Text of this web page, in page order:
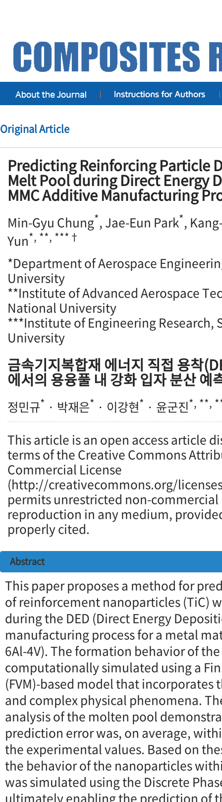
Original Article
Predicting Reinforcing Particle
Melt Pool during Direct Energy
MMC Additive Manufacturing
Min-Gyu Chung*, Jae-Eun Park*,
Yun*, **, ***†
*Department of Aerospace
University
**Institute of Advanced Aerospace
National University
***Institute of Engineering Research,
University
금속기지복합재 에너지 직접 용착
에서의 용융풀 내 강화 입자 분산 예
정민규* · 박재은* · 이강현* · 윤군진*, **,
This article is an open access article
terms of the Creative Commons
Commercial License
(http://creativecommons.org/
permits unrestricted non-
reproduction in any medium,
properly cited.
Abstract
This paper proposes a method for
of reinforcement nanoparticles (TiC)
during the DED (Direct Energy
manufacturing process for a metal
6Al-4V). The formation behavior of
computationally simulated using a
(FVM)-based model that incorporates
and complex physical phenomena.
analysis of the molten pool
prediction error was, on average,
the experimental values. Based on
the behavior of the nanoparticles
was simulated using the Discrete
ultimately enabling the prediction of